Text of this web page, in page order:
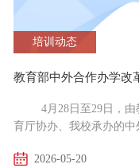
培训动态
教育部中外合作办学改
4月28日至29日，
育厅协办、我校承办的中
川大，聚焦中外合作办学
2026-05-20